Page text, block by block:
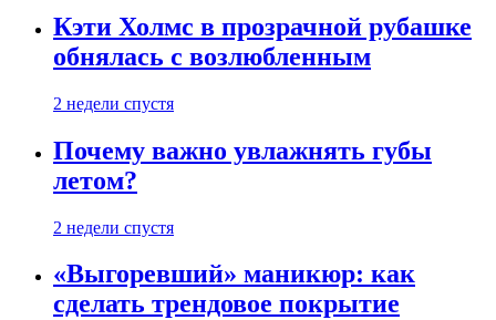
Кэти Холмс в прозрачной рубашке
обнялась с возлюбленным
2 недели спустя
Почему важно увлажнять губы
летом?
2 недели спустя
«Выгоревший» маникюр: как
сделать трендовое покрытие